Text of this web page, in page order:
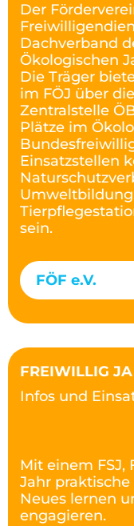
Der
Dachverband
Ökologischen
Die Träger
im FÖJ über
Zentralstelle
Plätze im
Einsatzstellen
sein.
FÖF e.V.
FREIWILLIG JA
Infos und
Mit einem FSJ,
Jahr
Neues lernen
engagieren.